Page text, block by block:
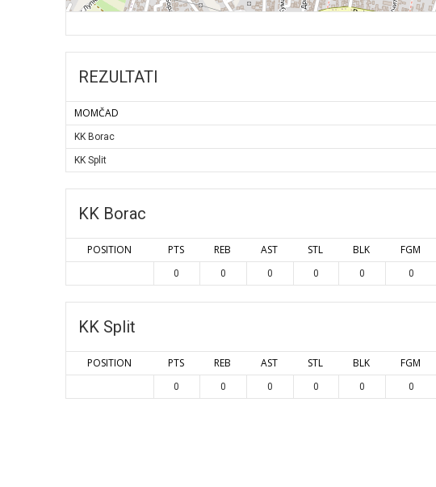
REZULTATI
MOMČAD
KK Borac
KK Split
KK Borac
POSITION PTS REB AST STL BLK FGM
0 0 0 0 0 0
KK Split
POSITION PTS REB AST STL BLK FGM
0 0 0 0 0 0